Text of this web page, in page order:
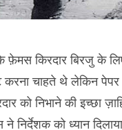
फ़ेमस किरदार बिरजु के
चाहते थे लेकिन पेपर
को निभाने की इच्छा
निर्देशक को ध्यान